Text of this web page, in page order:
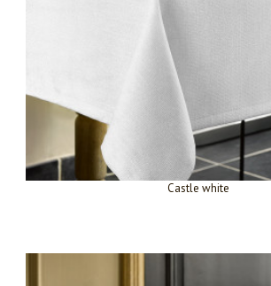
Castle white